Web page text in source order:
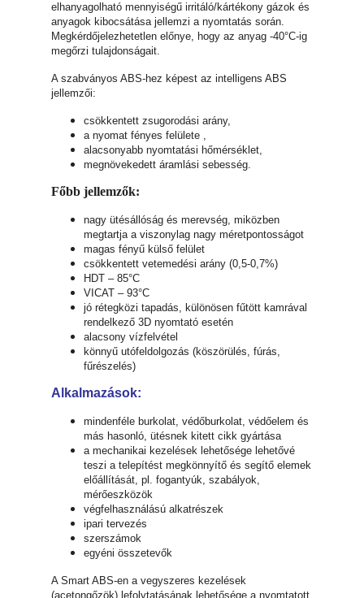
elhanyagolható mennyiségű irritáló/kártékony gázok és
anyagok kibocsátása jellemzi a nyomtatás során.
Megkérdőjelezhetetlen előnye, hogy az anyag -40°C-ig
megőrzi tulajdonságait.
A szabványos ABS-hez képest az intelligens ABS
jellemzői:
csökkentett zsugorodási arány,
a nyomat fényes felülete ,
alacsonyabb nyomtatási hőmérséklet,
megnövekedett áramlási sebesség.
Főbb jellemzők:
nagy ütésállóság és merevség, miközben
megtartja a viszonylag nagy méretpontosságot
magas fényű külső felület
csökkentett vetemedési arány (0,5-0,7%)
HDT – 85°C
VICAT – 93°C
jó rétegközi tapadás, különösen fűtött kamrával
rendelkező 3D nyomtató esetén
alacsony vízfelvétel
könnyű utófeldolgozás (köszörülés, fúrás,
fűrészelés)
Alkalmazások:
mindenféle burkolat, védőburkolat, védőelem és
más hasonló, ütésnek kitett cikk gyártása
a mechanikai kezelések lehetősége lehetővé
teszi a telepítést megkönnyítő és segítő elemek
előállítását, pl. fogantyúk, szabályok,
mérőeszközök
végfelhasználású alkatrészek
ipari tervezés
szerszámok
egyéni összetevők
A Smart ABS-en a vegyszeres kezelések
(acetongőzök) lefolytatásának lehetősége a nyomtatott